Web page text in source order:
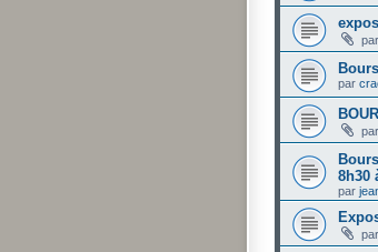
par
par
par
8h30
par
par